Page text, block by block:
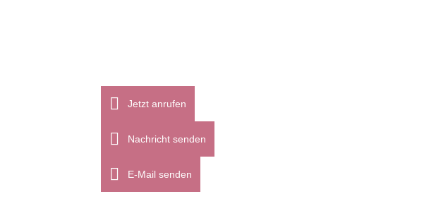
Jetzt anrufen
Nachricht senden
E-Mail senden